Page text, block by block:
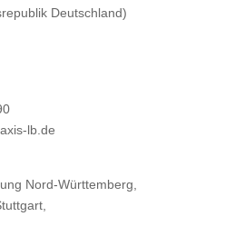
Deutschland)
lb.de
Nord-Württemberg,